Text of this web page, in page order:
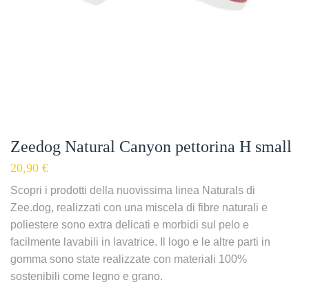
Zeedog Natural Canyon pettorina H small
20,90 €
Scopri i prodotti della nuovissima linea Naturals di
Zee.dog, realizzati con una miscela di fibre naturali e
poliestere sono extra delicati e morbidi sul pelo e
facilmente lavabili in lavatrice. Il logo e le altre parti in
gomma sono state realizzate con materiali 100%
sostenibili come legno e grano.